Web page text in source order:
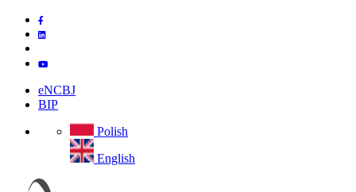
eNCBJ
BIP
Polish
English